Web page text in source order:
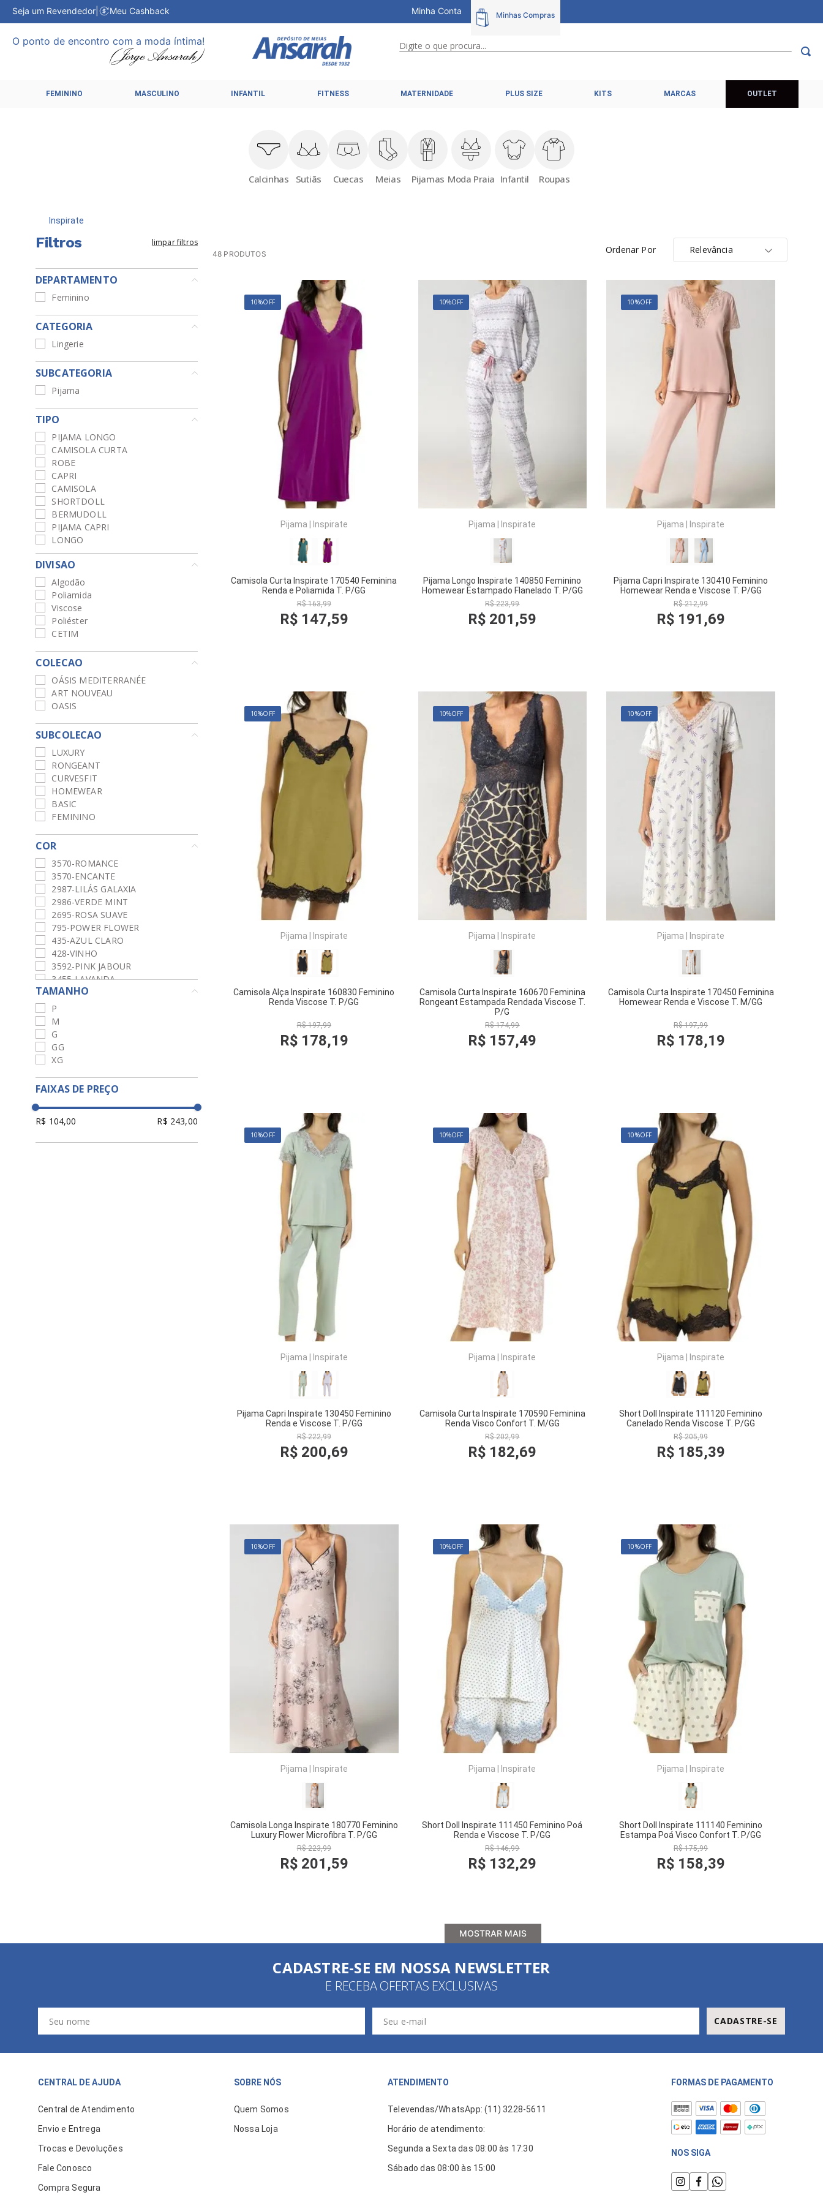
Seja um Revendedor Meu Cashback Minha Conta
O ponto de encontro com a moda íntima! Digite o que procura...
FEMININO MASCULINO INFANTIL FITNESS MATERNIDADE PLUS SIZE KITS MARCAS OUTLET
Calcinhas Sutiãs Cuecas Meias Pijamas Moda Praia Infantil Roupas
Inspirate
Filtros limpar filtros
DEPARTAMENTO
Feminino
CATEGORIA
Lingerie
SUBCATEGORIA
Pijama
COLECAO
OÁSIS MEDITERRANÉE
ART NOUVEAU
OASIS
COR
3570-ROMANCE
3570-ENCANTE
2987-LILÁS GALAXIA
2986-VERDE MINT
2695-ROSA SUAVE
795-POWER FLOWER
435-AZUL CLARO
428-VINHO
3592-PINK JABOUR
3455-LAVANDA
2984-ROSES
2982-POÁ GREEN
251-MARINHO
1709-TURTLE
100-GOLD
090-DOURADO
483-AZUL CEU
393-ROSÊ
3608-BALI
3606-ROSA BLOOM
2979-STRIPE MESCLA
DIVISAO
Algodão
Poliamida
Viscose
Poliéster
CETIM
SUBCOLECAO
LUXURY
RONGEANT
CURVESFIT
HOMEWEAR
BASIC
FEMININO
TAMANHO
P
M
G
GG
XG
TIPO
PIJAMA LONGO
CAMISOLA CURTA
ROBE
CAPRI
CAMISOLA
SHORTDOLL
BERMUDOLL
PIJAMA CAPRI
LONGO
FAIXAS DE PREÇO
R$ 104,00 R$ 243,00
48 PRODUTOS Ordenar Por Relevância
Pijama Inspirate
Camisola Curta Inspirate 170540 Feminina
Renda e Poliamida T. P/GG
10%OFF
R$ 163,99
R$ 147,59
Pijama Inspirate
Pijama Longo Inspirate 140850 Feminino
Homewear Estampado Flanelado T. P/GG
10%OFF
R$ 223,99
R$ 201 ,59
Pijama Inspirate
Pijama Capri Inspirate 130410 Feminino
Homewear Renda e Viscose T. P/GG
10%OFF
R$ 212,99
R$ 191 ,69
Pijama Inspirate
Camisola Alça Inspirate 160830 Feminino
Renda Viscose T. P/GG
10%OFF
R$ 197,99
R$ 178,19
Pijama Inspirate
Camisola Curta Inspirate 160670 Feminina
Rongeant Estampada Rendada Viscose T.
P/G
10%OFF
R$ 174,99
R$ 157,49
Pijama Inspirate
Camisola Curta Inspirate 170450 Feminina
Homewear Renda e Viscose T. M/GG
10%OFF
R$ 197,99
R$ 178,19
Pijama Inspirate
Pijama Capri Inspirate 130450 Feminino
Renda e Viscose T. P/GG
10%OFF
R$ 222,99
R$ 200,69
Pijama Inspirate
Camisola Curta Inspirate 170590 Feminina
Renda Visco Confort T. M/GG
10%OFF
R$ 202,99
R$ 182,69
Pijama Inspirate
Short Doll Inspirate 111120 Feminino
Canelado Renda Viscose T. P/GG
10%OFF
R$ 205,99
R$ 185,39
Pijama Inspirate
Camisola Longa Inspirate 180770 Feminino
Luxury Flower Microfibra T. P/GG
10%OFF
R$ 223,99
R$ 201 ,59
Pijama Inspirate
Short Doll Inspirate 111450 Feminino Poá
Renda e Viscose T. P/GG
10%OFF
R$ 146,99
R$ 132,29
Pijama Inspirate
Short Doll Inspirate 111140 Feminino
Estampa Poá Visco Confort T. P/GG
10%OFF
R$ 175,99
R$ 158,39
MOSTRAR MAIS
CADASTRE-SE EM NOSSA NEWSLETTER
E RECEBA OFERTAS EXCLUSIVAS
CADASTRE-SE
CENTRAL DE AJUDA
Central de Atendimento
Envio e Entrega
Trocas e Devoluções
Fale Conosco
Compra Segura
SOBRE NÓS
Quem Somos
Nossa Loja
ATENDIMENTO
Televendas/WhatsApp: (11) 3228-5611
Horário de atendimento:
Segunda a Sexta das 08:00 às 17:30
Sábado das 08:00 às 15:00
FORMAS DE PAGAMENTO
NOS SIGA
1 º
calcinhas
cuecas
kit
5 º
sutiã liz